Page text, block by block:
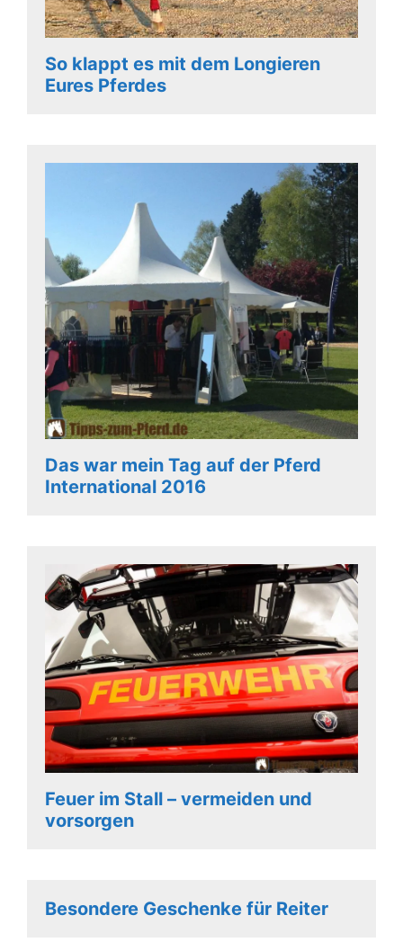
So klappt es mit dem Longieren
Eures Pferdes
Das war mein Tag auf der Pferd
International 2016
Feuer im Stall – vermeiden und
vorsorgen
Besondere Geschenke für Reiter